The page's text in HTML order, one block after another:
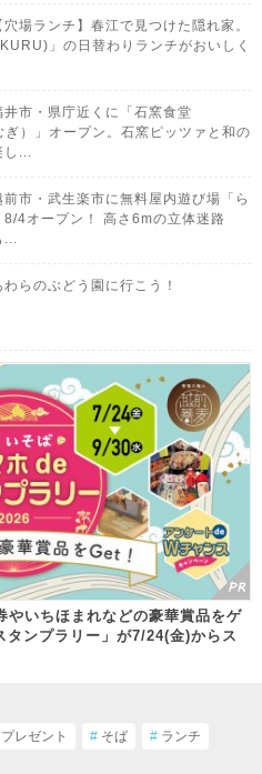
穴場ランチ】春江で見つけた隠れ家。
」の日替わりランチがおいしく
井市・県庁近くに「石窯食堂
）」オープン。石窯ピッツァと和の
し...
前市・武生楽市に無料屋内遊び場「ら
8/4オープン！ 高さ6mの立体迷路
...
わらのぶどう園に行こう！
やいちほまれなどの豪華賞品をゲ
ンプラリー」が7/24(金)からス
プレゼント # そば # ランチ